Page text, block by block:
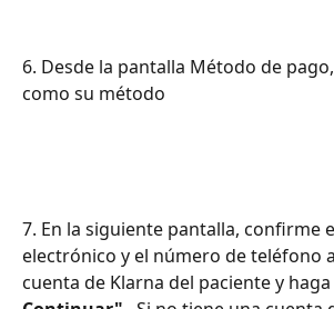
6. Desde la pantalla Método de
como su método
7. En la siguiente pantalla, confirme
electrónico y el número de teléfono
cuenta de Klarna del paciente y